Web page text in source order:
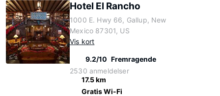
Hotel El Rancho
1000 E. Hwy 66, Gallup, New
Mexico 87301, US
Vis kort
9.2/10 Fremragende
2530 anmeldelser
17.5 km
Gratis Wi-Fi